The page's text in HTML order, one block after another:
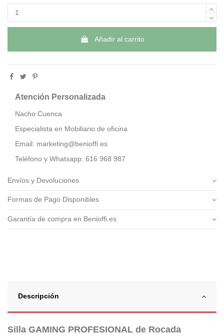
Añadir al carrito
Atención Personalizada
Nacho Cuenca
Especialista en Mobiliario de oficina
Email: marketing@benioffi.es
Teléfono y Whatsapp: 616 968 987
Envíos y Devoluciones
Formas de Pago Disponibles
Garantía de compra en Benioffi.es
Descripción
Silla GAMING PROFESIONAL de Rocada